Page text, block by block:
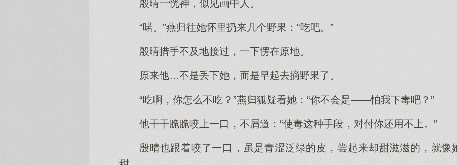
殷晴一恍神，似见画中人。
“喏。”燕归往她怀里扔来几个野果：“吃吧。”
殷晴措手不及地接过，一下愣在原地。
原来他…不是丢下她，而是早起去摘野果了。
“吃啊，你怎么不吃？”燕归狐疑看她：“你不会是——怕我下毒吧？”
他干干脆脆咬上一口，不屑道：“使毒这种手段，对付你还用不上。”
殷晴也跟着咬了一口，虽是青涩泛绿的皮，尝起来却甜滋滋的，就像